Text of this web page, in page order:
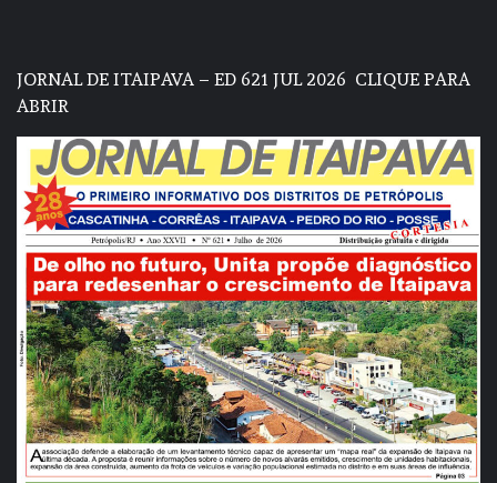
JORNAL DE ITAIPAVA – ED 621 JUL 2026 CLIQUE PARA
ABRIR